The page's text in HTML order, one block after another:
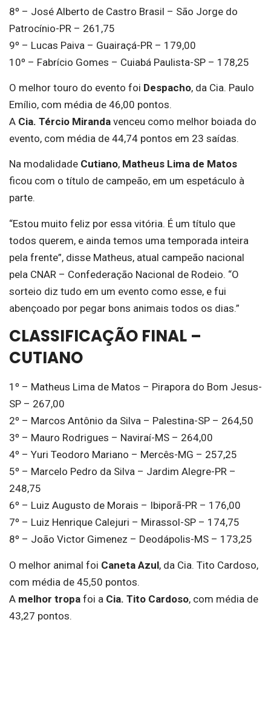
8º – José Alberto de Castro Brasil – São Jorge do
Patrocínio-PR – 261,75
9º – Lucas Paiva – Guairaçá-PR – 179,00
10º – Fabrício Gomes – Cuiabá Paulista-SP – 178,25
O melhor touro do evento foi Despacho, da Cia. Paulo
Emílio, com média de 46,00 pontos.
A Cia. Tércio Miranda venceu como melhor boiada do
evento, com média de 44,74 pontos em 23 saídas.
Na modalidade Cutiano, Matheus Lima de Matos
ficou com o título de campeão, em um espetáculo à
parte.
“Estou muito feliz por essa vitória. É um título que
todos querem, e ainda temos uma temporada inteira
pela frente”, disse Matheus, atual campeão nacional
pela CNAR – Confederação Nacional de Rodeio. “O
sorteio diz tudo em um evento como esse, e fui
abençoado por pegar bons animais todos os dias.”
CLASSIFICAÇÃO FINAL –
CUTIANO
1º – Matheus Lima de Matos – Pirapora do Bom Jesus-
SP – 267,00
2º – Marcos Antônio da Silva – Palestina-SP – 264,50
3º – Mauro Rodrigues – Naviraí-MS – 264,00
4º – Yuri Teodoro Mariano – Mercês-MG – 257,25
5º – Marcelo Pedro da Silva – Jardim Alegre-PR –
248,75
6º – Luiz Augusto de Morais – Ibiporã-PR – 176,00
7º – Luiz Henrique Calejuri – Mirassol-SP – 174,75
8º – João Victor Gimenez – Deodápolis-MS – 173,25
O melhor animal foi Caneta Azul, da Cia. Tito Cardoso,
com média de 45,50 pontos.
A melhor tropa foi a Cia. Tito Cardoso, com média de
43,27 pontos.